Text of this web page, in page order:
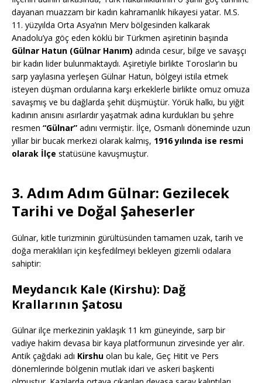
dayanan muazzam bir kadın kahramanlık hikayesi yatar. M.S.
11. yüzyılda Orta Asya’nın Merv bölgesinden kalkarak
Anadolu’ya göç eden köklü bir Türkmen aşiretinin başında
Gülnar Hatun (Gülnar Hanım) adında cesur, bilge ve savaşçı
bir kadın lider bulunmaktaydı. Aşiretiyle birlikte Toroslar’ın bu
sarp yaylasına yerleşen Gülnar Hatun, bölgeyi istila etmek
isteyen düşman ordularına karşı erkeklerle birlikte omuz omuza
savaşmış ve bu dağlarda şehit düşmüştür. Yörük halkı, bu yiğit
kadının anısını asırlardır yaşatmak adına kurdukları bu şehre
resmen “Gülnar” adını vermiştir. İlçe, Osmanlı döneminde uzun
yıllar bir bucak merkezi olarak kalmış, 1916 yılında ise resmi
olarak İlçe statüsüne kavuşmuştur.
3. Adım Adım Gülnar: Gezilecek
Tarihi ve Doğal Şaheserler
Gülnar, kitle turizminin gürültüsünden tamamen uzak, tarih ve
doğa meraklıları için keşfedilmeyi bekleyen gizemli odalara
sahiptir:
Meydancık Kale (Kirshu): Dağ
Krallarının Şatosu
Gülnar ilçe merkezinin yaklaşık 11 km güneyinde, sarp bir
vadiye hakim devasa bir kaya platformunun zirvesinde yer alır.
Antik çağdaki adı Kirshu olan bu kale, Geç Hitit ve Pers
dönemlerinde bölgenin mutlak idari ve askeri başkenti